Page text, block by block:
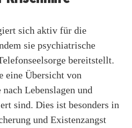
sich aktiv für die
sie psychiatrische
bereitstellt.
eine Übersicht von
Lebenslagen und
sind. Dies ist besonders in
und Existenzangst